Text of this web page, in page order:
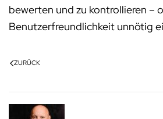
bewerten und zu kontrollieren –
Benutzerfreundlichkeit unnötig
ZURÜCK